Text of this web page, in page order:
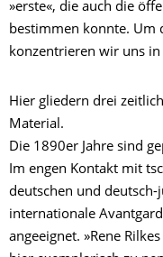
»erste«, die auch die
bestimmen konnte. Um
konzentrieren wir uns in
Hier gliedern drei
Material.
Die 1890er Jahre sind
Im engen Kontakt mit
deutschen und
internationale
angeeignet. »Rene